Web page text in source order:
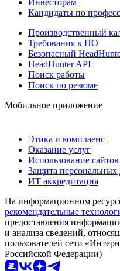
Кандидаты по
Производственный
Требования к ПО
Безопасный
HeadHunter API
Поиск работы
Поиск по резюме
Мобильное приложение
Этика и комплаенс
Оказание услуг
Использование сайтов
Защита
ИТ аккредитация
На информационном
рекомендательные
предоставления
и анализа сведений,
пользователей сети
Российской Федерации)